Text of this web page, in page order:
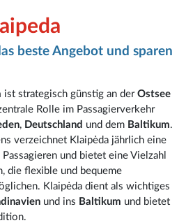
beste Angebot und sparen
ist strategisch günstig an derOstsee
Rolle im Passagierverkehr
, Deutschland und dem Baltikum.
verzeichnet Klaipėda jährlich eine
und bietet eine Vielzahl
die flexible und bequeme
Klaipėda dient als wichtiges
und ins Baltikum und bietet